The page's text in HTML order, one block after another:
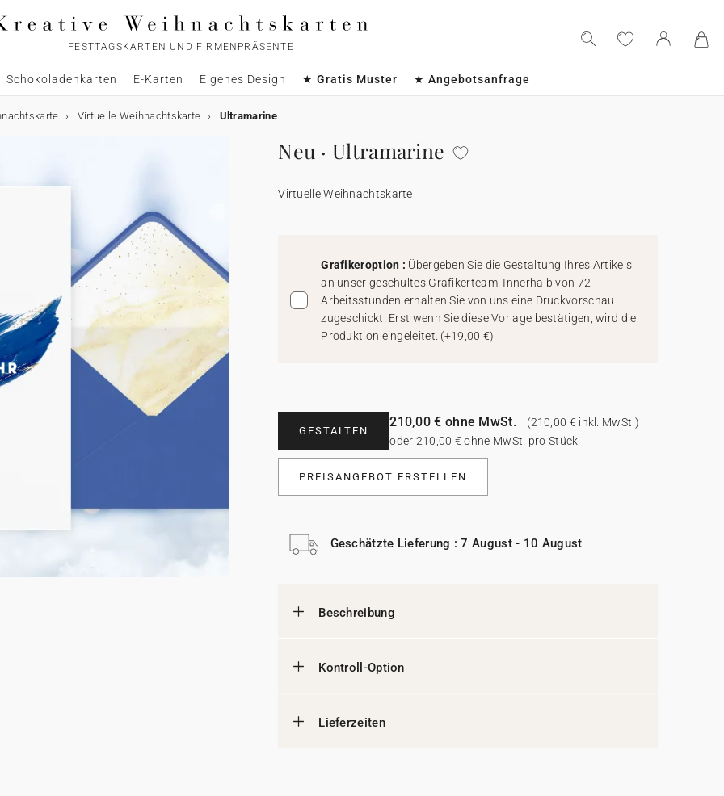
FESTTAGSKARTEN UND FIRMENPRÄSENTE
Schokoladenkarten E-Karten Eigenes Design ★ Gratis Muster ★ Angebotsanfrage
Virtuelle Weihnachtskarte Ultramarine
Neu · Ultramarine
Virtuelle Weihnachtskarte
Grafikeroption : Übergeben Sie die Gestaltung Ihres Artikels
an unser geschultes Grafikerteam. Innerhalb von 72
Arbeitsstunden erhalten Sie von uns eine Druckvorschau
zugeschickt. Erst wenn Sie diese Vorlage bestätigen, wird die
Produktion eingeleitet. (+19,00 €)
GESTALTEN
210,00 € ohne MwSt.
(210,00 € inkl. MwSt.)
oder 210,00 € ohne MwSt. pro Stück
PREISANGEBOT ERSTELLEN
Geschätzte Lieferung : 7 August - 10 August
Beschreibung
Kontroll-Option
Lieferzeiten